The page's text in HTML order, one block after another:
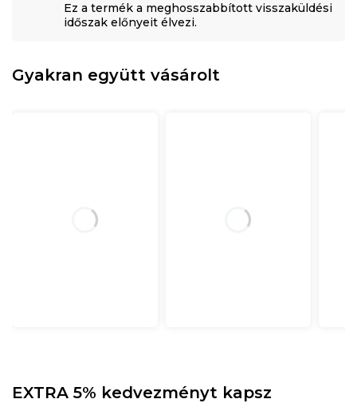
Ez a termék a meghosszabbított visszaküldési
időszak előnyeit élvezi.
Gyakran együtt vásárolt
EXTRA 5% kedvezményt kapsz